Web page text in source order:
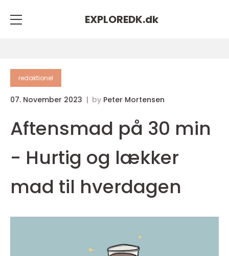
EXPLOREDK.dk
redaktionel
07. November 2023 by Peter Mortensen
Aftensmad på 30 min
- Hurtig og lækker
mad til hverdagen